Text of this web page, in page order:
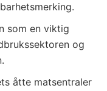
som en viktig
og
åtte matsentraler